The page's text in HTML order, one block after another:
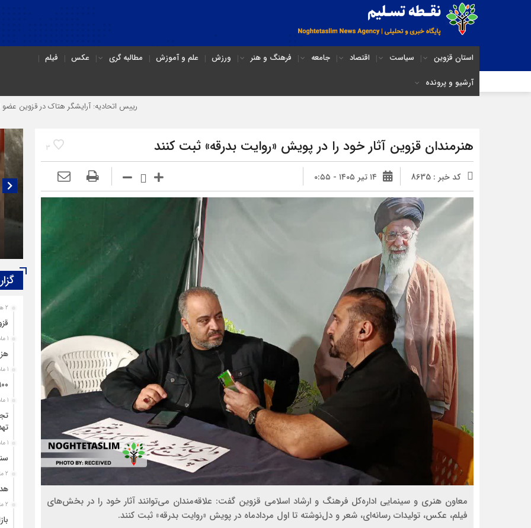
استان قزوین سیاست اقتصاد جامعه فرهنگ و هنر ورزش علم و آموزش مطالبه گری عکس
فیلم
آرشیو و پرونده
رییس اتحادیه: آرایشگر هتاک در قزوین عضو اتحادیه نبود
3 هنرمندان قزوین آثار خود را در پویش «روایت بدرقه» ثبت کنند
کد خبر : 8635 ۱۴ تیر ۱۴۰۵ - ۰:۵۵
معاون هنری و سینمایی اداره‌کل فرهنگ و ارشاد اسلامی قزوین گفت: علاقه‌مندان می‌توانند آثار خود را در بخش‌های
فیلم، عکس، تولیدات رسانه‌ای، شعر و دل‌نوشته تا اول مردادماه در پویش «روایت بدرقه» ثبت کنند.
2 هفته قبل
1 ماه قبل
1 ماه قبل
۹۰۰ پرونده برای
1 ماه قبل
1 ماه قبل
2 ماه قبل
2 ماه قبل